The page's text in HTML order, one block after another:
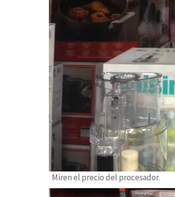
Miren el precio del procesador.